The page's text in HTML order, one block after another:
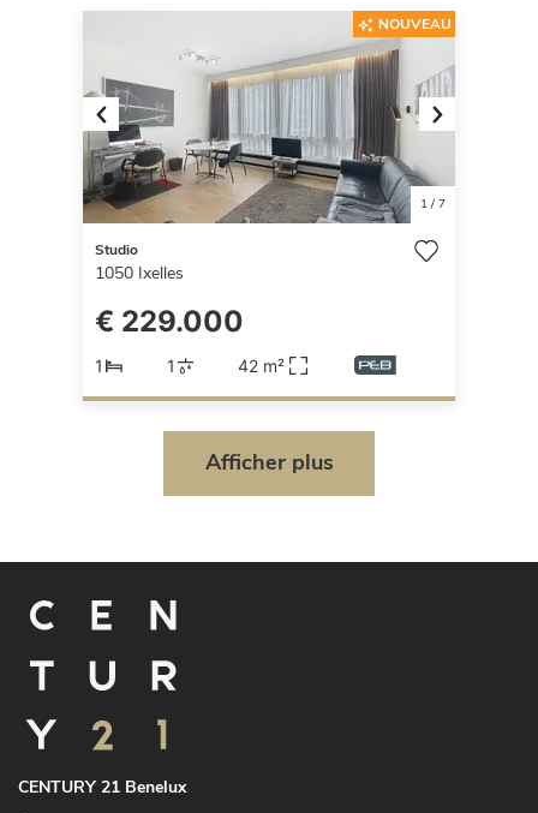
Previous Next
1/ 7
NOUVEAU
Studio
1050 Ixelles
€ 229.000
1 1 42 m²
Afficher plus
CENTURY 21 Benelux